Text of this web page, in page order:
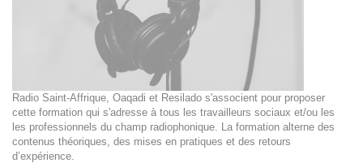
Radio Saint-Affrique, Oaqadi et Resilado s'associent pour proposer
cette formation qui s'adresse à tous les travailleurs sociaux et/ou les
les professionnels du champ radiophonique. La formation alterne des
contenus théoriques, des mises en pratiques et des retours
d’expérience.